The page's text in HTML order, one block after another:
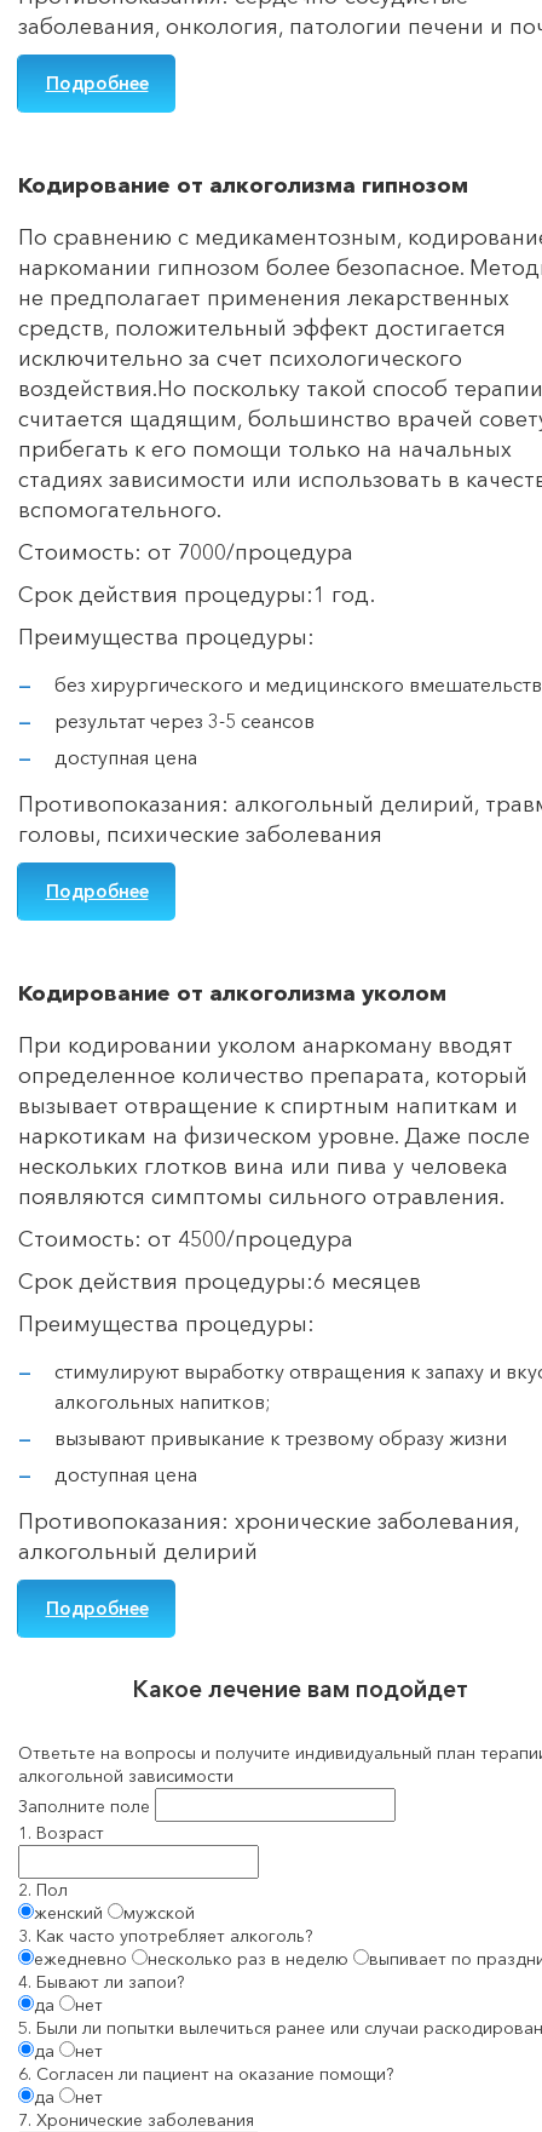
заболевания, онкология, патологии печени и
Подробнее
Кодирование от алкоголизма гипнозом
По сравнению с медикаментозным,
наркомании гипнозом более безопасное.
не предполагает применения лекарственных
средств, положительный эффект достигается
исключительно за счет психологического
воздействия.Но поскольку такой способ терапии
считается щадящим, большинство врачей
прибегать к его помощи только на начальных
стадиях зависимости или использовать в
вспомогательного.
Стоимость: от 7000/процедура
Срок действия процедуры:1 год.
Преимущества процедуры:
без хирургического и медицинского
результат через 3-5 сеансов
доступная цена
Противопоказания: алкогольный делирий,
головы, психические заболевания
Подробнее
Кодирование от алкоголизма уколом
При кодировании уколом анаркоману вводят
определенное количество препарата, который
вызывает отвращение к спиртным напиткам и
наркотикам на физическом уровне. Даже после
нескольких глотков вина или пива у человека
появляются симптомы сильного отравления.
Стоимость: от 4500/процедура
Срок действия процедуры:6 месяцев
Преимущества процедуры:
стимулируют выработку отвращения к запаху и
алкогольных напитков;
вызывают привыкание к трезвому образу жизни
доступная цена
Противопоказания: хронические заболевания,
алкогольный делирий
Подробнее
Какое лечение вам подойдет
Ответьте на вопросы и получите индивидуальный план
алкогольной зависимости
Заполните поле
1. Возраст
2. Пол
женский
мужской
3. Как часто употребляет алкоголь?
ежедневно
несколько раз в неделю
выпивает по
4. Бывают ли запои?
да
нет
5. Были ли попытки вылечиться ранее или случаи
да
нет
6. Согласен ли пациент на оказание помощи?
да
нет
7. Хронические заболевания